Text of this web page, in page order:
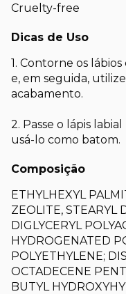
Cruelty-free
Dicas de Uso
1. Contorne os
e, em seguida,
acabamento.
2. Passe o lápis
usá-lo como batom.
Composição
ETHYLHEXYL
ZEOLITE, STEARYL
DIGLYCERYL
HYDROGENATED
POLYETHYLENE;
OCTADECENE
BUTYL